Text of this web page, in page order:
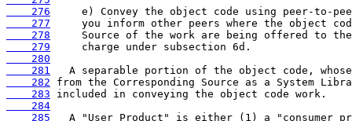
    276
    277
    278
    279
    280
    281
    282
    283
    284
    285